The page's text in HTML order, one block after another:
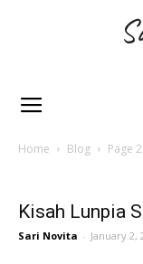
Home Blog Page 2
Kisah Lunpia
Sari Novita - January 2,